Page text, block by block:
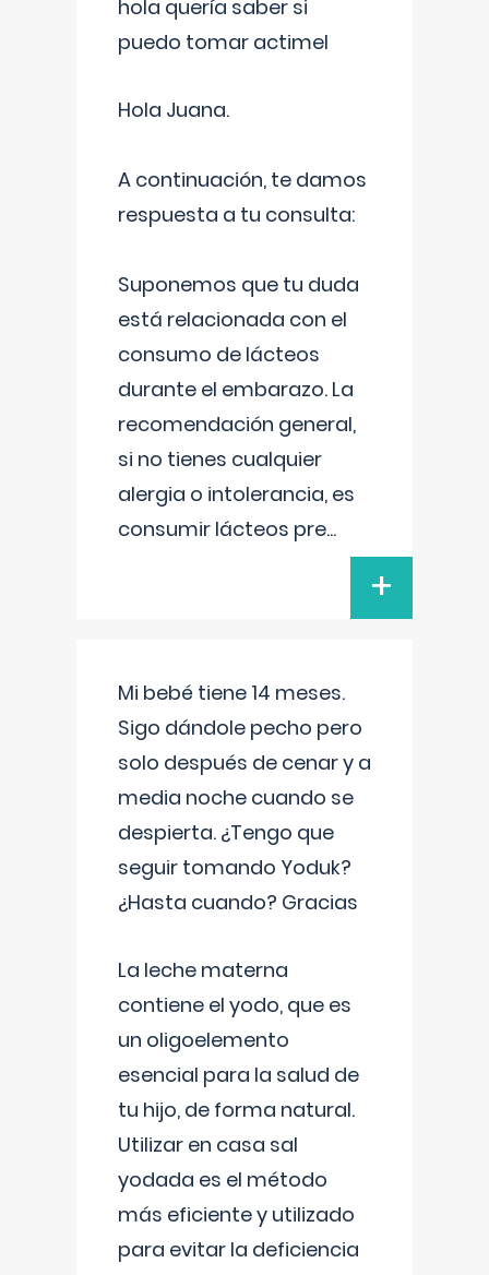
hola quería saber si
puedo tomar actimel
Hola Juana.
A continuación, te damos
respuesta a tu consulta:
Suponemos que tu duda
está relacionada con el
consumo de lácteos
durante el embarazo. La
recomendación general,
si no tienes cualquier
alergia o intolerancia, es
consumir lácteos pre...
+
Mi bebé tiene 14 meses.
Sigo dándole pecho pero
solo después de cenar y a
media noche cuando se
despierta. ¿Tengo que
seguir tomando Yoduk?
¿Hasta cuando? Gracias
La leche materna
contiene el yodo, que es
un oligoelemento
esencial para la salud de
tu hijo, de forma natural.
Utilizar en casa sal
yodada es el método
más eficiente y utilizado
para evitar la deficiencia